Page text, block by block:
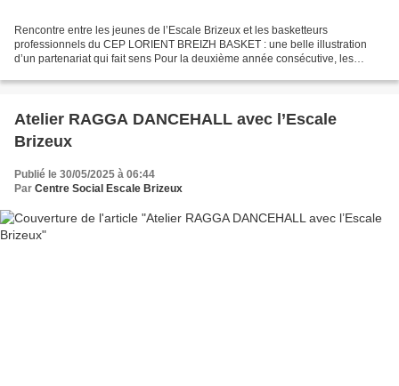
Rencontre entre les jeunes de l’Escale Brizeux et les basketteurs
professionnels du CEP LORIENT BREIZH BASKET : une belle illustration
d’un partenariat qui fait sens Pour la deuxième année consécutive, les
Atelier RAGGA DANCEHALL avec l’Escale
Brizeux
Publié le 30/05/2025 à 06:44
Par Centre Social Escale Brizeux